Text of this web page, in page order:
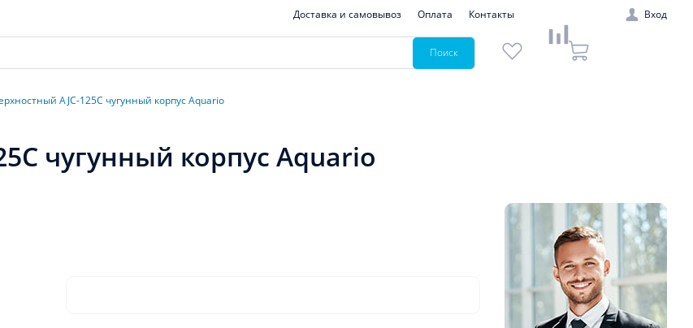
Доставка и самовывоз Оплата Контакты Вход
Поиск
AJC-125C чугунный корпус Aquario
чугунный корпус Aquario